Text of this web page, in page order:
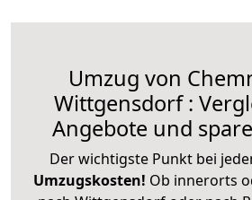
Umzug von
Wittgensdorf :
Angebote und
Der wichtigste Punkt bei
Umzugskosten! Ob innerorts